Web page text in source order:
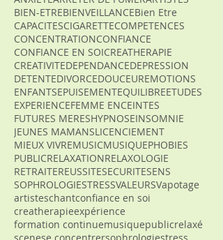
BIEN-ETREBIENVEILLANCEBien Etre
CAPACITESCIGARETTECOMPETENCES
CONCENTRATIONCONFIANCE
CONFIANCE EN SOICREATHERAPIE
CREATIVITEDEPENDANCEDEPRESSION
DETENTEDIVORCEDOUCEUREMOTIONS
ENFANTSEPUISEMENTEQUILIBREETUDES
EXPERIENCEFEMME ENCEINTES
FUTURES MERESHYPNOSEINSOMNIE
JEUNES MAMANSLICENCIEMENT
MIEUX VIVREMUSICMUSIQUEPHOBIES
PUBLICRELAXATIONRELAXOLOGIE
RETRAITEREUSSITESECURITESENS
SOPHROLOGIESTRESSVALEURSVapotage
artisteschantconfiance en soi
creatherapieexpérience
formation continuemusiquepublicrelaxé
scenese concentrersophrologiestress